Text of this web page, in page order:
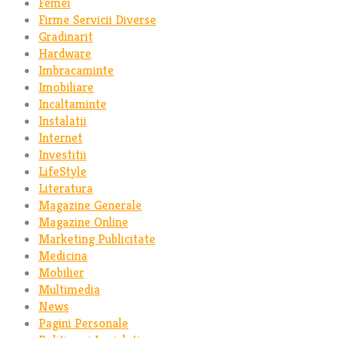
Firme Servicii Diverse
Gradinarit
Hardware
Imbracaminte
Imobiliare
Incaltaminte
Instalatii
Internet
Investitii
LifeStyle
Literatura
Magazine Generale
Magazine Online
Marketing Publicitate
Medicina
Mobilier
Multimedia
News
Pagini Personale